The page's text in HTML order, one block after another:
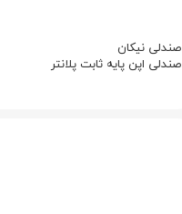
صندلی نیکان
صندلی اپن پایه ثابت پلانتر